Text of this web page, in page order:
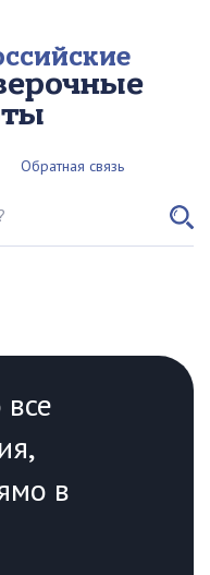
Обратная связь
в